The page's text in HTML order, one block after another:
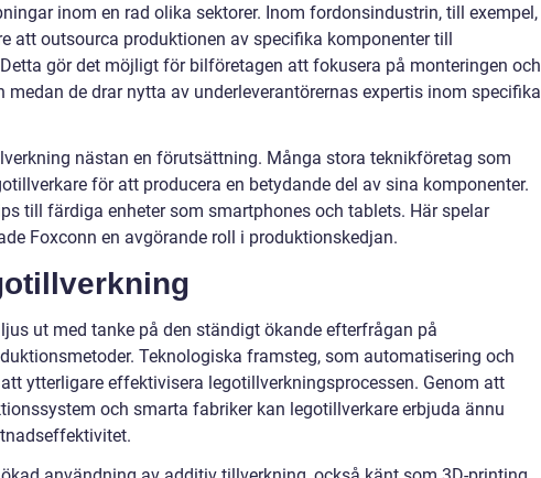
inom en rad olika sektorer. Inom fordonsindustrin, till exempel,
att outsourca produktionen av specifika komponenter till
gör det möjligt för bilföretagen att fokusera på monteringen och
de drar nytta av underleverantörernas expertis inom specifika
nästan en förutsättning. Många stora teknikföretag som
för att producera en betydande del av sina komponenter.
till färdiga enheter som smartphones och tablets. Här spelar
Foxconn en avgörande roll i produktionskedjan.
ut med tanke på den ständigt ökande efterfrågan på
Teknologiska framsteg, som automatisering och
ytterligare effektivisera legotillverkningsprocessen. Genom att
och smarta fabriker kan legotillverkare erbjuda ännu